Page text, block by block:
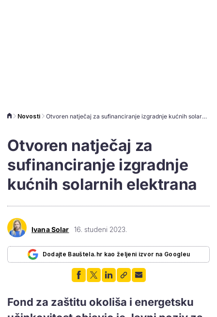
Novosti Otvoren natječaj za sufinanciranje izgradnje kućnih solarnih elektrana
Otvoren natječaj za
sufinanciranje izgradnje
kućnih solarnih elektrana
Ivana Solar 16. studeni 2023.
Dodajte Bauštela.hr kao željeni izvor na Googleu
Fond za zaštitu okoliša i energetsku